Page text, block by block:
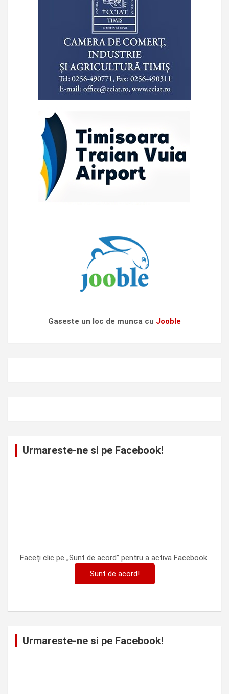
Gaseste un loc de munca cu Jooble
Urmareste-ne si pe Facebook!
Faceți clic pe „Sunt de acord” pentru a activa Facebook
Sunt de acord!
Urmareste-ne si pe Facebook!